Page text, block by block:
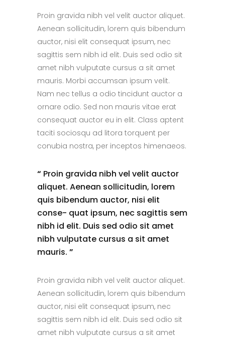
Proin gravida nibh vel velit auctor aliquet.
Aenean sollicitudin, lorem quis bibendum
auctor, nisi elit consequat ipsum, nec
sagittis sem nibh id elit. Duis sed odio sit
amet nibh vulputate cursus a sit amet
mauris. Morbi accumsan ipsum velit.
Nam nec tellus a odio tincidunt auctor a
ornare odio. Sed non mauris vitae erat
consequat auctor eu in elit. Class aptent
taciti sociosqu ad litora torquent per
conubia nostra, per inceptos himenaeos.
“ Proin gravida nibh vel velit auctor
aliquet. Aenean sollicitudin, lorem
quis bibendum auctor, nisi elit
conse- quat ipsum, nec sagittis sem
nibh id elit. Duis sed odio sit amet
nibh vulputate cursus a sit amet
mauris. ”
Proin gravida nibh vel velit auctor aliquet.
Aenean sollicitudin, lorem quis bibendum
auctor, nisi elit consequat ipsum, nec
sagittis sem nibh id elit. Duis sed odio sit
amet nibh vulputate cursus a sit amet